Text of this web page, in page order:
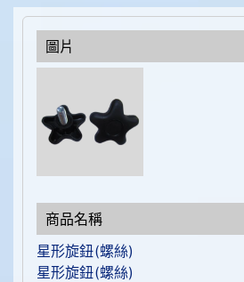
星形旋鈕(螺絲)
星形旋鈕(螺絲)